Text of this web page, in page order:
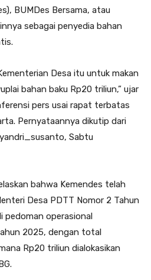
BUMDes Bersama, atau
sebagai penyedia bahan
Desa itu untuk makan
bahan baku Rp20 triliun,” ujar
pers usai rapat terbatas
Pernyataannya dikutip dari
Sabtu
bahwa Kemendes telah
Desa PDTT Nomor 2 Tahun
pedoman operasional
2025, dengan total
Rp20 triliun dialokasikan